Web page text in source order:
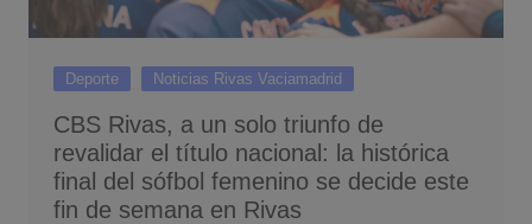
Deporte Noticias Rivas Vaciamadrid
CBS Rivas, a un solo triunfo de
revalidar el título nacional: la histórica
final del sófbol femenino se decide este
fin de semana en Rivas